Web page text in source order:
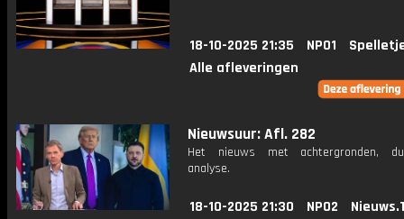
18-10-2025 21:35 NPO1
Alle afleveringen
Nieuwsuur: Afl. 282
Het nieuws met achtergronden,
analyse.
18-10-2025 21:30 NPO2